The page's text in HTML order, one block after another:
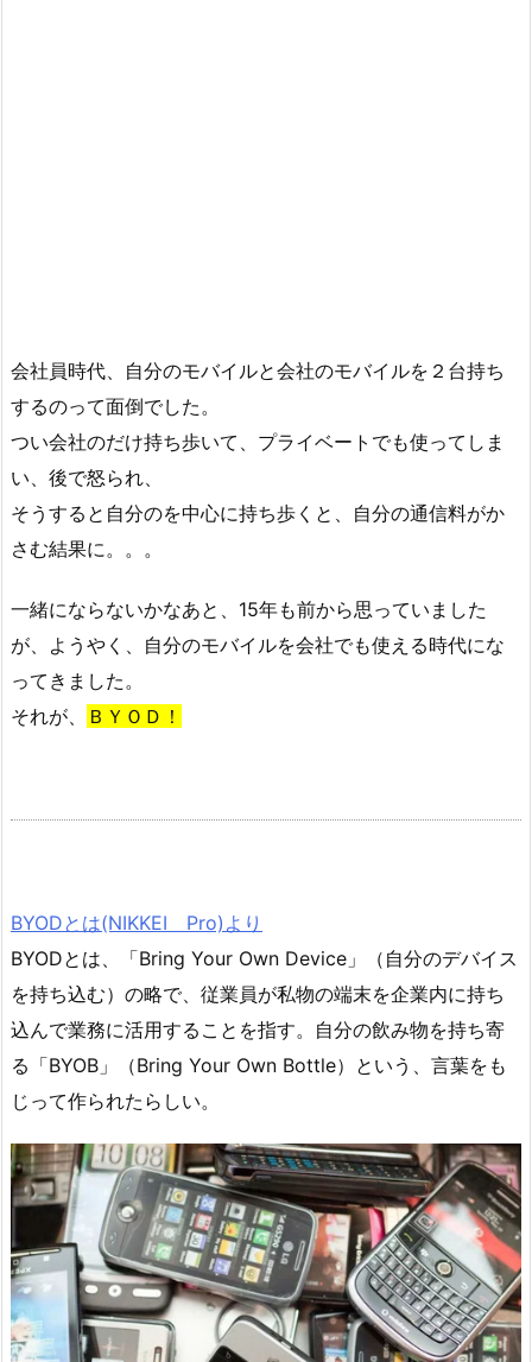
会社員時代、自分のモバイルと会社のモバイルを２台持ち
するのって面倒でした。
つい会社のだけ持ち歩いて、プライベートでも使ってしま
い、後で怒られ、
そうすると自分のを中心に持ち歩くと、自分の通信料がか
さむ結果に。。。
一緒にならないかなあと、15年も前から思っていました
が、ようやく、自分のモバイルを会社でも使える時代にな
ってきました。
それが、
ＢＹＯＤ！
BYODとは(NIKKEI Pro)より
BYODとは、「Bring Your Own Device」（自分のデバイス
を持ち込む）の略で、従業員が私物の端末を企業内に持ち
込んで業務に活用することを指す。自分の飲み物を持ち寄
る「BYOB」（Bring Your Own Bottle）という、言葉をも
じって作られたらしい。